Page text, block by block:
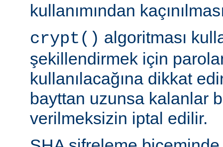
kullanımından
crypt() algoritması
şekillendirmek için
kullanılacağına dikkat
bayttan uzunsa kalanlar
verilmeksizin iptal edilir.